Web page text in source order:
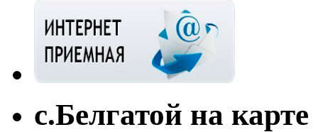
с.Белгатой на карте